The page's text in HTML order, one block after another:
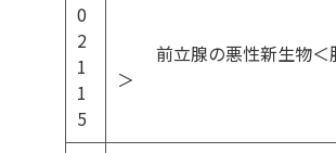
0
2
1
1
5
前立腺の悪性新生物＜
＞